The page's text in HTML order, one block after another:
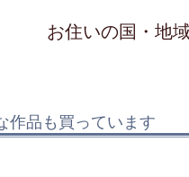
お住いの国・地
作品も買っています